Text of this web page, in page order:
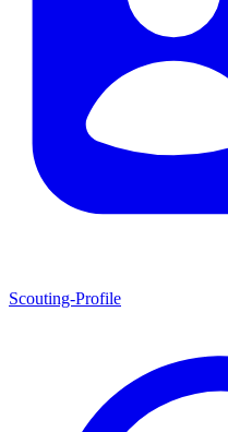
Scouting-Profile